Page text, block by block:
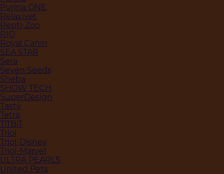
Purina ONE
Relaxivet
Repti-Zoo
RIO
Royal Canin
SEA STAR
Sera
Seven Seeds
Sheba
SHOW TECH
SuperDesign
Tasty
Tetra
TiTBiT
Triol
Triol-Disney
Triol-Marvel
ULTRA PEARLS
United Pets